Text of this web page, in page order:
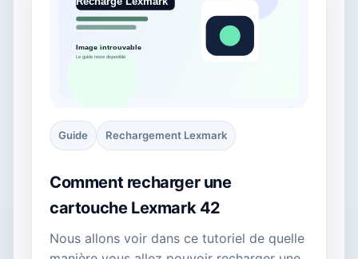
Guide Rechargement Lexmark
Comment recharger une
cartouche Lexmark 42
Nous allons voir dans ce tutoriel de quelle